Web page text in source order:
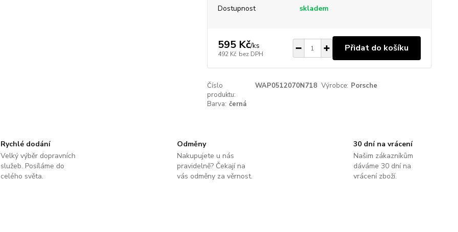
Dostupnost skladem
595 Kč/ks
492 Kč bez DPH
Přidat do košíku
Číslo
produktu:
WAP0512070N718 Výrobce: Porsche
Barva: černá
Rychlé dodání
Velký výběr dopravních
služeb. Posíláme do
celého světa.
Odměny
Nakupujete u nás
pravidelně? Čekají na
vás odměny za věrnost.
30 dní na vrácení
Našim zákazníkům
dáváme 30 dní na
vrácení zboží.